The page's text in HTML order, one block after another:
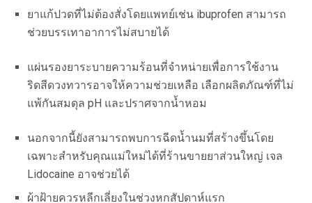
ยาแก้ปวดที่ไม่ต้องสั่งโดยแพทย์เช่น ibuprofen สามารถ
ช่วยบรรเทาอาการไม่สบายได้
แผ่นรองยาระบายความร้อนที่จำหน่ายเพื่อการใช้งาน
ริดสีดวงทวารอาจให้ความช่วยเหลือ เลือกผลิตภัณฑ์ที่ไม่
แพ้กันสมดุล pH และปราศจากน้ำหอม
นอกจากนี้ยังสามารถพบการฉีดน้ำนมที่สร้างขึ้นโดย
เฉพาะสำหรับคุณแม่ใหม่ได้ที่ร้านขายยาส่วนใหญ่ เจล
Lidocaine อาจช่วยได้
ผ้าฝ้ายควรหลีกเลี่ยงในช่วงหกสัปดาห์แรก